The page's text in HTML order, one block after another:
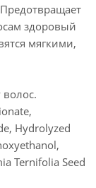
здоровый
мягкими,
волос.
Hydrolyzed
Ternifolia Seed